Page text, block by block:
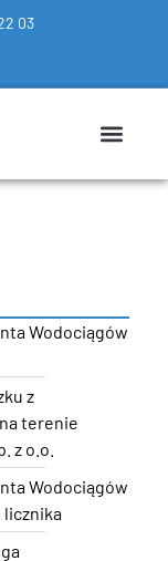
03
Wodociągów
z
terenie
z o.o.
Wodociągów
licznika